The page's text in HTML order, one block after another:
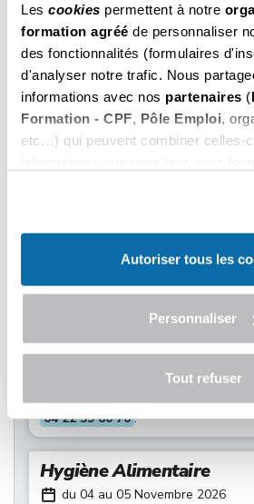
Les cookies permettent à notre
formation agréé de personnaliser
des fonctionnalités (formulaires
d'analyser notre trafic. Nous
informations avec nos partenaires (
Formation - CPF, Pôle Emploi,
etc…) qui peuvent combiner celles-
Autoriser tous les
Autoriser tous les
Personnaliser
Tout refuser
Permis d'Exploitation
du 26 au 28 Octobre 2026
20 heures (3 jours)
Il reste encore des places
Pour vous inscrire, appelez-nous au
04 22 59 60 70 .
Hygiène Alimentaire
Il reste encore des places
Pour vous inscrire, appelez-nous au
04 22 59 60 70 .
Permis d'Exploitation
du 02 au 04 Novembre 2026
Il reste encore des places
Pour vous inscrire, appelez-nous au
04 22 59 60 70 .
Hygiène Alimentaire
du 04 au 05 Novembre 2026